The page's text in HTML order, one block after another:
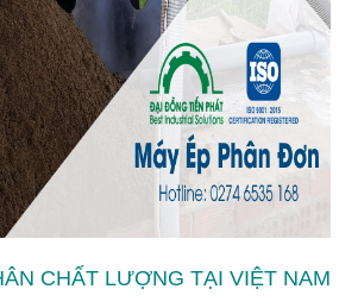
CHẤT LƯỢNG TẠI VIỆT NAM